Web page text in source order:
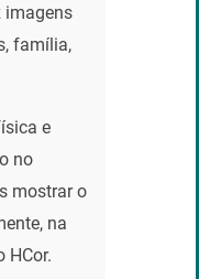
imagens
família,
e
no
mostrar o
na
HCor.